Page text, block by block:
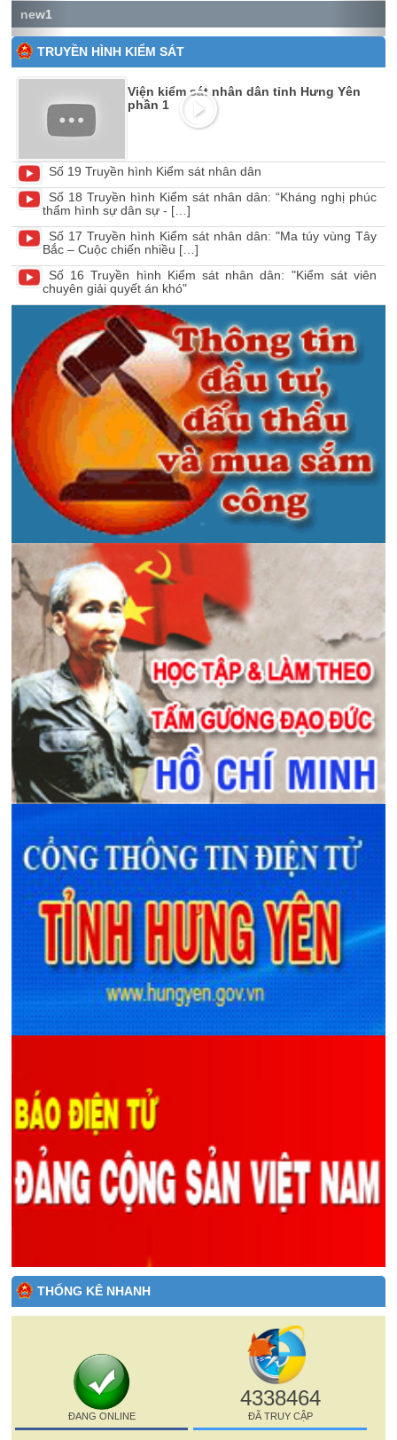
new1
TRUYỀN HÌNH KIỂM SÁT
Viện kiểm sát nhân dân tỉnh Hưng Yên
phần 1
Số 19 Truyền hình Kiểm sát nhân dân
Số 18 Truyền hình Kiểm sát nhân dân: “Kháng nghị phúc
thẩm hình sự dân sự - […]
Số 17 Truyền hình Kiểm sát nhân dân: "Ma túy vùng Tây
Bắc – Cuộc chiến nhiều […]
Số 16 Truyền hình Kiểm sát nhân dân: "Kiểm sát viên
chuyên giải quyết án khó"
THỐNG KÊ NHANH
ĐANG ONLINE
4338464
ĐÃ TRUY CẬP